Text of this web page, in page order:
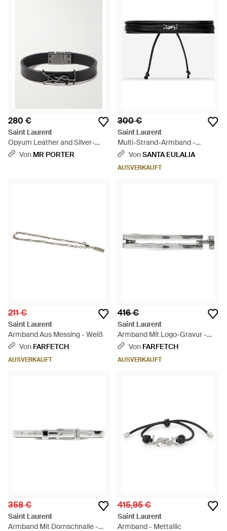
280 €
Saint Laurent
Opyum Leather and Silver-
Tone Bracelet - Schwarz
Von MR PORTER
300 €
Saint Laurent
Multi-Strand-Armband -
Schwarz
VonSANTA EULALIA
AUSVERKAUFT
211 €
Saint Laurent
Armband Aus Messing - Weiß
Von FARFETCH
AUSVERKAUFT
416 €
Saint Laurent
Armband Mit Logo-Gravur -
WeißVon FARFETCH
AUSVERKAUFT
358 €
Saint Laurent
Armband Mit Dornschnalle -
415,95 €
Saint Laurent
Armband - Mettallic